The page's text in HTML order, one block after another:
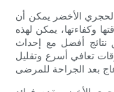
الأخضر يمكن أن
وكفاءتها، يمكن لهذه
نتائج أفضل مع إحداث
تعافي أسرع وتقليل